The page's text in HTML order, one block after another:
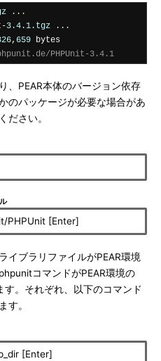
...
-3.4 .1.tgz
...
, 659 bytes
PHPUnit-3.4.1
、PEAR本体のバージョン依存
のパッケージが必要な場合があ
ださい。
PHPUnit [Enter]
ブラリファイルがPEAR環境
コマンドがPEAR環境の
。それぞれ、以下のコマンド
す。
[Enter]